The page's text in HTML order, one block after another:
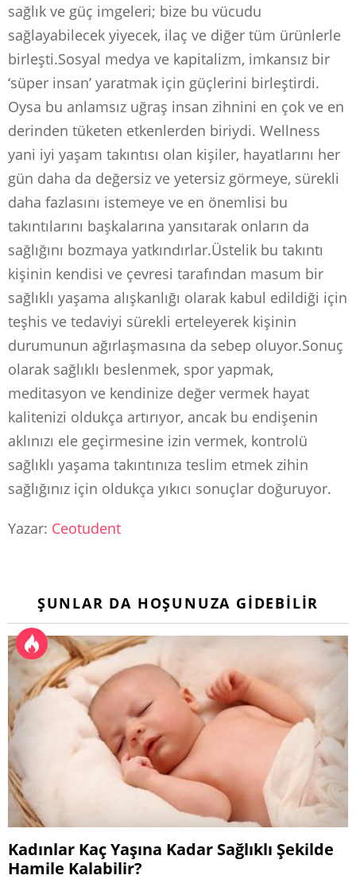
sağlık ve güç imgeleri; bize bu vücudu
sağlayabilecek yiyecek, ilaç ve diğer tüm ürünlerle
birleşti.Sosyal medya ve kapitalizm, imkansız bir
‘süper insan’ yaratmak için güçlerini birleştirdi.
Oysa bu anlamsız uğraş insan zihnini en çok ve en
derinden tüketen etkenlerden biriydi. Wellness
yani iyi yaşam takıntısı olan kişiler, hayatlarını her
gün daha da değersiz ve yetersiz görmeye, sürekli
daha fazlasını istemeye ve en önemlisi bu
takıntılarını başkalarına yansıtarak onların da
sağlığını bozmaya yatkındırlar.Üstelik bu takıntı
kişinin kendisi ve çevresi tarafından masum bir
sağlıklı yaşama alışkanlığı olarak kabul edildiği için
teşhis ve tedaviyi sürekli erteleyerek kişinin
durumunun ağırlaşmasına da sebep oluyor.Sonuç
olarak sağlıklı beslenmek, spor yapmak,
meditasyon ve kendinize değer vermek hayat
kalitenizi oldukça artırıyor, ancak bu endişenin
aklınızı ele geçirmesine izin vermek, kontrolü
sağlıklı yaşama takıntınıza teslim etmek zihin
sağlığınız için oldukça yıkıcı sonuçlar doğuruyor.
Yazar: Ceotudent
ŞUNLAR DA HOŞUNUZA GIDEBILIR
Kadınlar Kaç Yaşına Kadar Sağlıklı Şekilde
Hamile Kalabilir?